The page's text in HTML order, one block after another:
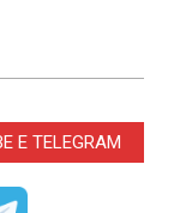
E TELEGRAM